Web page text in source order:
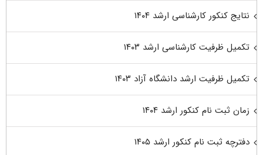
نتایج کنکور کارشناسی ارشد ۱۴۰۴
تکمیل ظرفیت کارشناسی ارشد ۱۴۰۳
تکمیل ظرفیت ارشد دانشگاه آزاد ۱۴۰۳
زمان ثبت نام کنکور ارشد ۱۴۰۴
دفترچه ثبت نام کنکور ارشد ۱۴۰۵